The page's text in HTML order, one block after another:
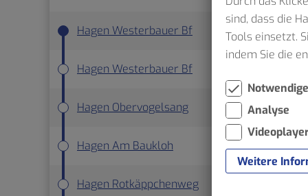
Hagen Westerbauer Bf ab
Hagen Westerbauer Bf
Hagen Obervogelsang
Hagen Am Baukloh
Hagen Rotkäppchenweg
sind, dass die
Tools einsetzt.
indem Sie die
Notwendige
Analyse
Weitere